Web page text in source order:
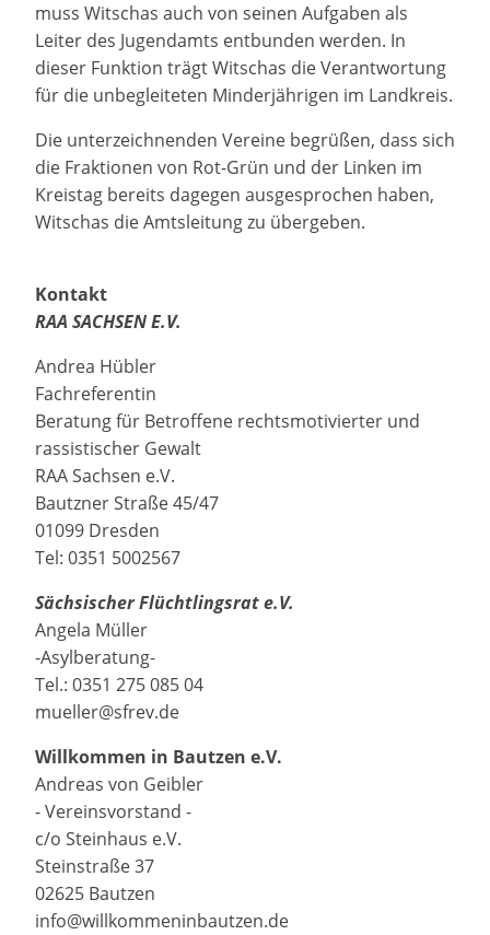
muss Witschas auch von seinen Aufgaben als
Leiter des Jugendamts entbunden werden. In
dieser Funktion trägt Witschas die Verantwortung
für die unbegleiteten Minderjährigen im Landkreis.
Die unterzeichnenden Vereine begrüßen, dass sich
die Fraktionen von Rot-Grün und der Linken im
Kreistag bereits dagegen ausgesprochen haben,
Witschas die Amtsleitung zu übergeben.
Kontakt
RAA SACHSEN E.V.
Andrea Hübler
Fachreferentin
Beratung für Betroffene rechtsmotivierter und
rassistischer Gewalt
RAA Sachsen e.V.
Bautzner Straße 45/47
01099 Dresden
Tel: 0351 5002567
Sächsischer Flüchtlingsrat e.V.
Angela Müller
-Asylberatung-
Tel.: 0351 275 085 04
mueller@sfrev.de
Willkommen in Bautzen e.V.
Andreas von Geibler
- Vereinsvorstand -
c/o Steinhaus e.V.
Steinstraße 37
02625 Bautzen
info@willkommeninbautzen.de